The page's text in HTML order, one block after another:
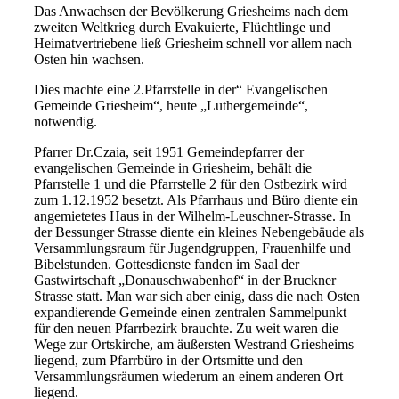
Das Anwachsen der Bevölkerung Griesheims nach dem
zweiten Weltkrieg durch Evakuierte, Flüchtlinge und
Heimatvertriebene ließ Griesheim schnell vor allem nach
Osten hin wachsen.
Dies machte eine 2.Pfarrstelle in der“ Evangelischen
Gemeinde Griesheim“, heute „Luthergemeinde“,
notwendig.
Pfarrer Dr.Czaia, seit 1951 Gemeindepfarrer der
evangelischen Gemeinde in Griesheim, behält die
Pfarrstelle 1 und die Pfarrstelle 2 für den Ostbezirk wird
zum 1.12.1952 besetzt. Als Pfarrhaus und Büro diente ein
angemietetes Haus in der Wilhelm-Leuschner-Strasse. In
der Bessunger Strasse diente ein kleines Nebengebäude als
Versammlungsraum für Jugendgruppen, Frauenhilfe und
Bibelstunden. Gottesdienste fanden im Saal der
Gastwirtschaft „Donauschwabenhof“ in der Bruckner
Strasse statt. Man war sich aber einig, dass die nach Osten
expandierende Gemeinde einen zentralen Sammelpunkt
für den neuen Pfarrbezirk brauchte. Zu weit waren die
Wege zur Ortskirche, am äußersten Westrand Griesheims
liegend, zum Pfarrbüro in der Ortsmitte und den
Versammlungsräumen wiederum an einem anderen Ort
liegend.